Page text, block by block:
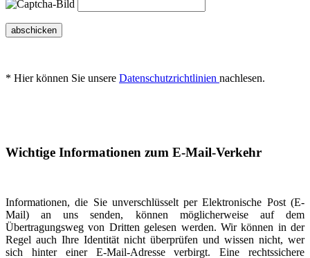
abschicken
* Hier können Sie unsere Datenschutzrichtlinien nachlesen.
Wichtige Informationen zum E-Mail-Verkehr
Informationen, die Sie unverschlüsselt per Elektronische Post (E-
Mail) an uns senden, können möglicherweise auf dem
Übertragungsweg von Dritten gelesen werden. Wir können in der
Regel auch Ihre Identität nicht überprüfen und wissen nicht, wer
sich hinter einer E-Mail-Adresse verbirgt. Eine rechtssichere